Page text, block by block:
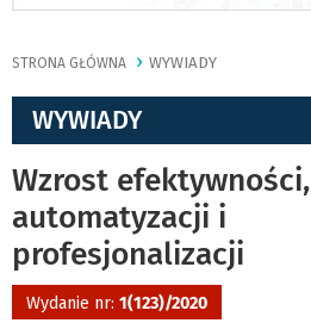
STRONA GŁÓWNA WYWIADY
WYWIADY
Wzrost efektywności,
automatyzacji i
profesjonalizacji
Wydanie nr: 1(123)/2020